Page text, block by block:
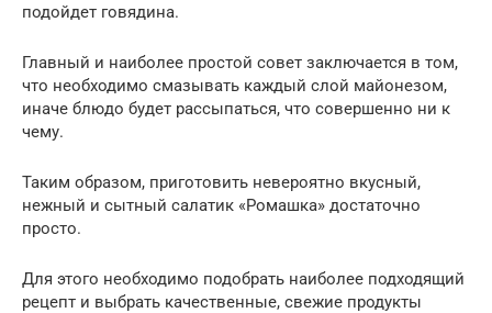
подойдет говядина.
Главный и наиболее простой совет заключается в том,
что необходимо смазывать каждый слой майонезом,
иначе блюдо будет рассыпаться, что совершенно ни к
чему.
Таким образом, приготовить невероятно вкусный,
нежный и сытный салатик «Ромашка» достаточно
просто.
Для этого необходимо подобрать наиболее подходящий
рецепт и выбрать качественные, свежие продукты